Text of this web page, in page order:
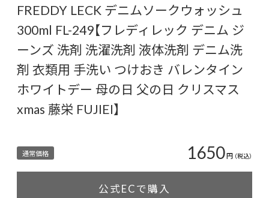
FREDDY LECK デニムソークウォッシュ
300ml FL-249【フレディレック デニム ジ
ーンズ 洗剤 洗濯洗剤 液体洗剤 デニム洗
剤 衣類用 手洗い つけおき バレンタイン
ホワイトデー 母の日 父の日 クリスマス
xmas 藤栄 FUJIEI】
通常価格 1650円 （税込）
公式ECで購入